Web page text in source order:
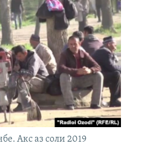
Акс аз соли 2019